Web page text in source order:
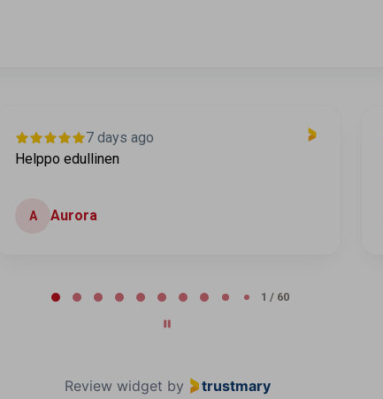
7 days ago
Helppo edullinen
A Aurora
2 / 60
Review widget by trustmary